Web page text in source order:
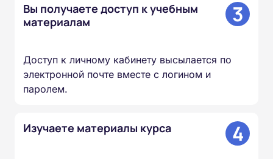
Вы получаете доступ к учебным
материалам
3
Доступ к личному кабинету высылается по
электронной почте вместе с логином и
паролем.
Изучаете материалы курса 4